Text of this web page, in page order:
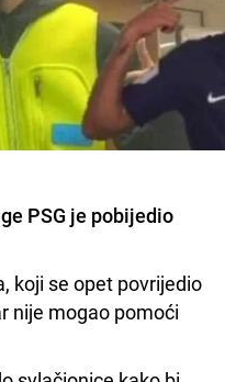
PSG je pobijedio
koji se opet povrijedio
nije mogao pomoći